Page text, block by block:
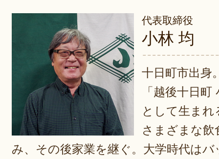
代表取締役
小林 均
十日町市出身
「越後十日
として生まれ
さまざまな飲
み、その後家業を継ぐ。大学時代は